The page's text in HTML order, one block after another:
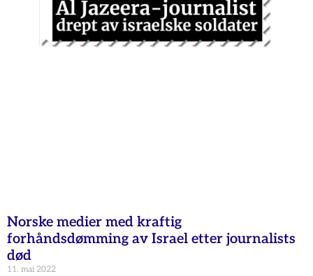
Norske medier med kraftig
forhåndsdømming av Israel etter journalists
død
11. mai 2022